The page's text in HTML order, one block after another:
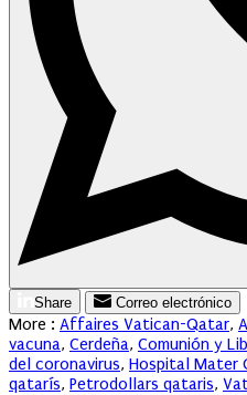
Share
Correo electrónico
More : Affaires Vatican-Qatar,
vacuna, Cerdeña, Comunión y
del coronavirus, Hospital Mater
qatarís, Petrodollars qataris,